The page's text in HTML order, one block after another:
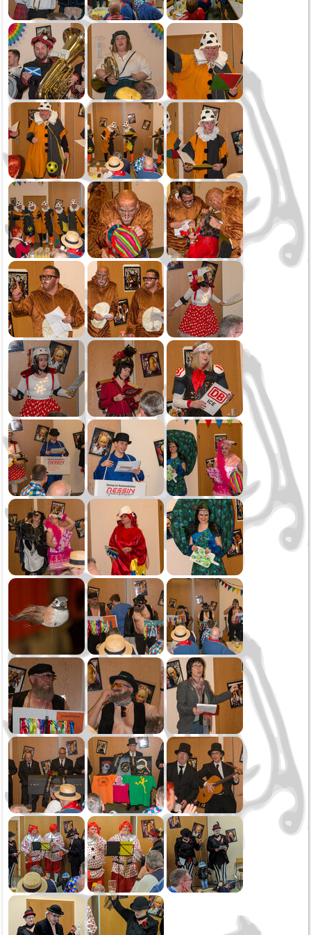
Oktoberfest
Sommerserenade
Jahreskonzert
Schmotziger Donnerstag
2022
Weihnachtsspielen
Kirbe MV Hausen
Oktoberfest Sonntag
Oktoberfest Samstag
Saukirbe Göllsdorf
Stadtfest Rottweil
Jahreskonzert
Generalversammlung
Fasnetssonntag
2021
Weihnachtsspielen
Oktoberfest
Generalversammlung
Öffentliche Musikprobe
Erste Probe
2020
Narrensprung
Kinderball
Schmotziger
Generalversammlung
2019
Weihnachtsspielen
Kirchenkonzert
Oktoberfest Sonntag
Oktoberfest Samstag
Öffentliche Musikprobe
Abschluss mit Flourn
Verbandsmusikfest Frittlingen
Jubiläumskonzert
Generalversammlung
Schmotziger
Hüttenwochenende
Dreikönig
2018
Weihnachtsspielen
Oktoberfest Sonntag
Oktoberfest Samstag
Saukirbe Göllsdorf
Öffentliche Musikprobe
Gartenfest MV Zimmern
Frühjahrskonzert
Generalversammlung
Fasnet